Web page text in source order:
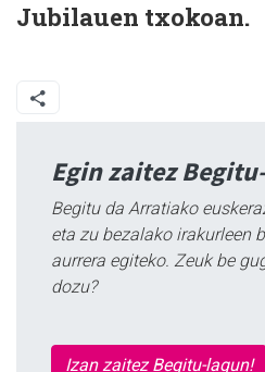
Jubilauen txokoan.
Egin zaitez
Begitu da Arratiako
eta zu bezalako irakurleen
aurrera egiteko. Zeuk be
dozu?
Izan zaitez Begitu-lagun!